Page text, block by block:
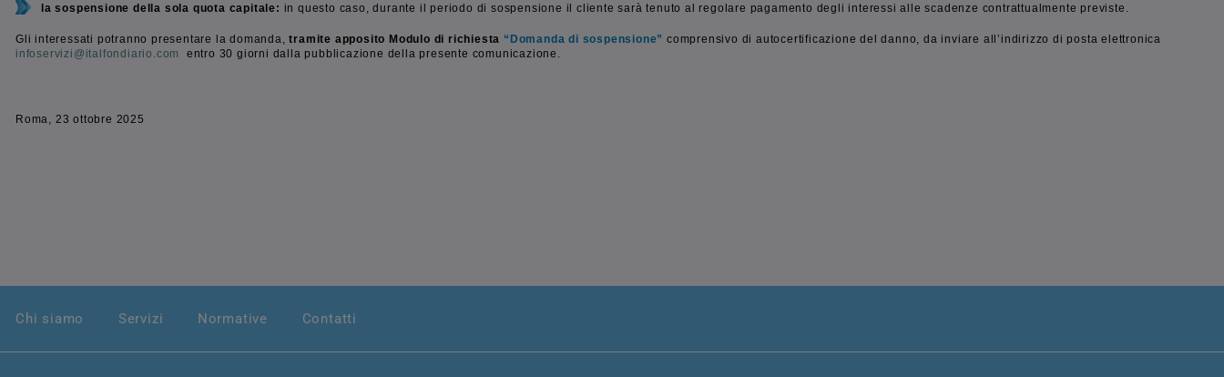
la sospensione della sola quota capitale: in questo caso, durante il periodo di sospensione il cliente sarà tenuto al regolare pagamento degli interessi alle scadenze contrattualmente previste.
Gli interessati potranno presentare la domanda,tramite apposito Modulo di richiesta “Domanda di sospensione” comprensivo di autocertificazione del danno, da inviare all’indirizzo di posta elettronica
infoservizi@italfondiario.com
entro 30 giorni dalla pubblicazione della presente comunicazione.
Roma, 23 ottobre 2025
Chi siamo Servizi Normative Contatti